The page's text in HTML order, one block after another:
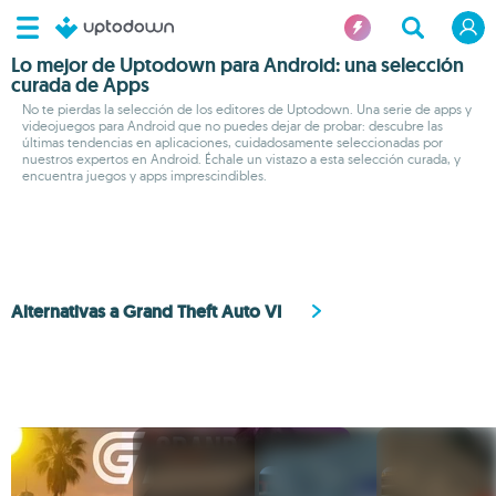
Lo mejor de Uptodown para Android: una selección
curada de Apps
No te pierdas la selección de los editores de Uptodown. Una serie de apps y
videojuegos para Android que no puedes dejar de probar: descubre las
últimas tendencias en aplicaciones, cuidadosamente seleccionadas por
nuestros expertos en Android. Échale un vistazo a esta selección curada, y
encuentra juegos y apps imprescindibles.
Alternativas a Grand Theft Auto VI